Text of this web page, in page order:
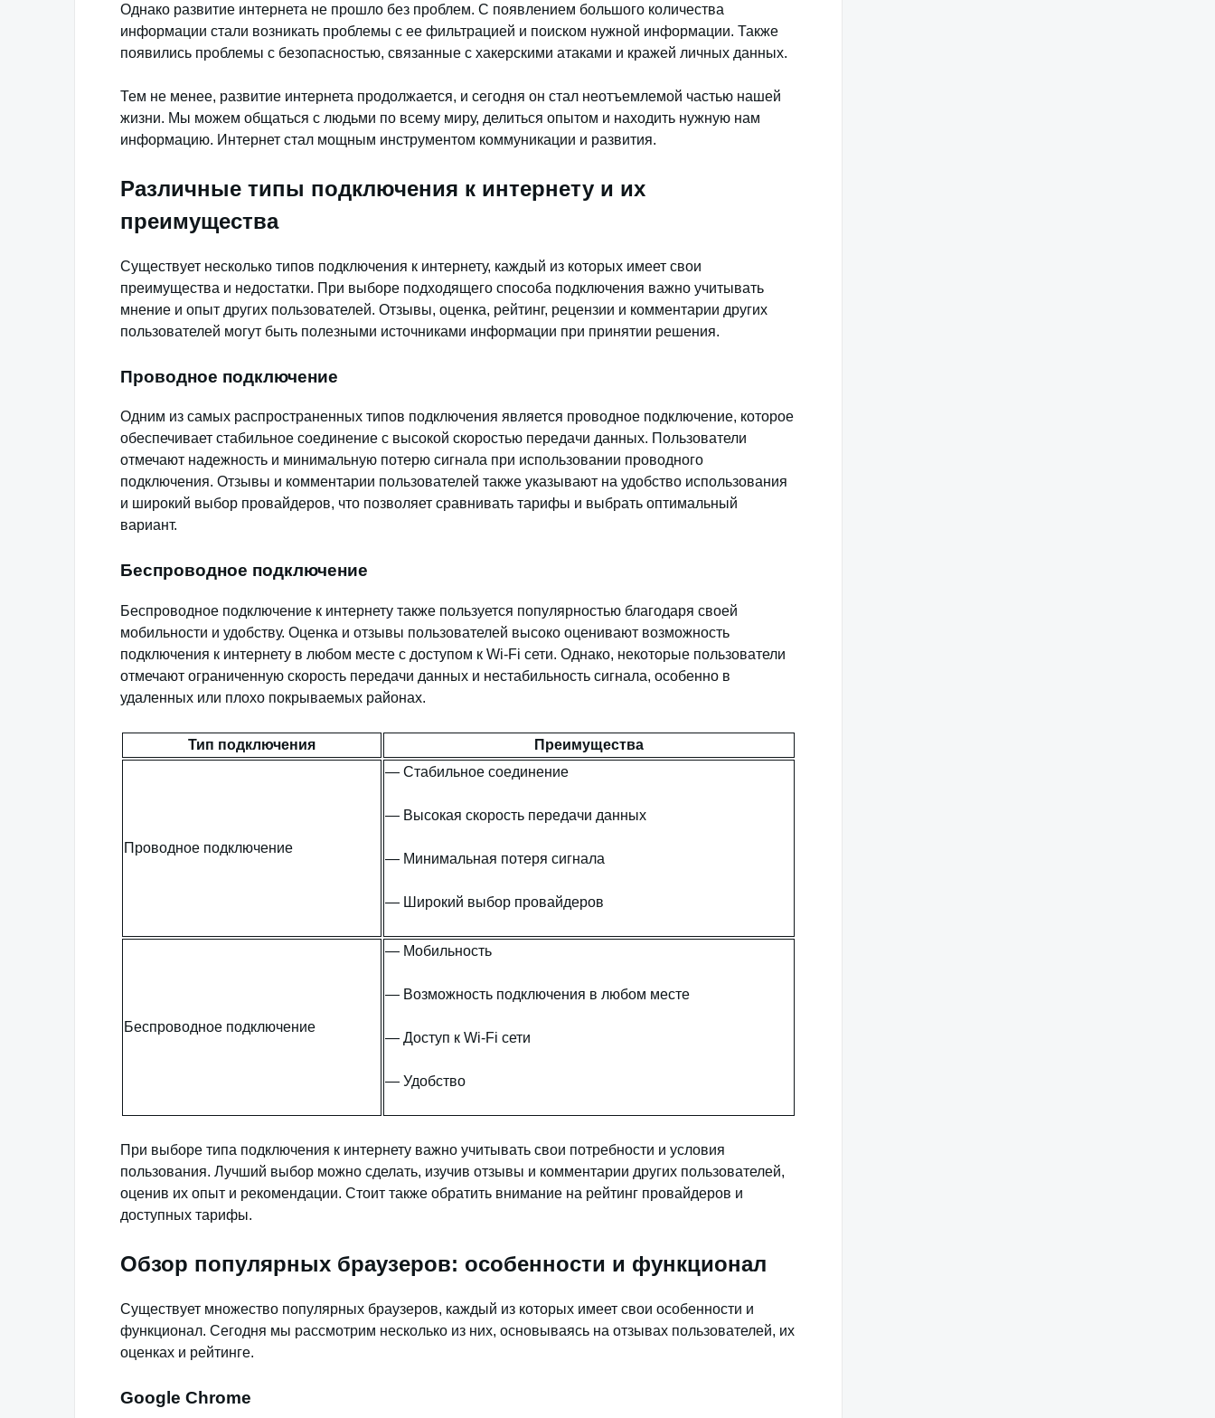
Однако развитие интернета не прошло без проблем. С появлением большого количества
информации стали возникать проблемы с ее фильтрацией и поиском нужной информации. Также
появились проблемы с безопасностью, связанные с хакерскими атаками и кражей личных данных.
Тем не менее, развитие интернета продолжается, и сегодня он стал неотъемлемой частью нашей
жизни. Мы можем общаться с людьми по всему миру, делиться опытом и находить нужную нам
информацию. Интернет стал мощным инструментом коммуникации и развития.
Различные типы подключения к интернету и их
преимущества
Существует несколько типов подключения к интернету, каждый из которых имеет свои
преимущества и недостатки. При выборе подходящего способа подключения важно учитывать
мнение и опыт других пользователей. Отзывы, оценка, рейтинг, рецензии и комментарии других
пользователей могут быть полезными источниками информации при принятии решения.
Проводное подключение
Одним из самых распространенных типов подключения является проводное подключение, которое
обеспечивает стабильное соединение с высокой скоростью передачи данных. Пользователи
отмечают надежность и минимальную потерю сигнала при использовании проводного
подключения. Отзывы и комментарии пользователей также указывают на удобство использования
и широкий выбор провайдеров, что позволяет сравнивать тарифы и выбрать оптимальный
вариант.
Беспроводное подключение
Беспроводное подключение к интернету также пользуется популярностью благодаря своей
мобильности и удобству. Оценка и отзывы пользователей высоко оценивают возможность
подключения к интернету в любом месте с доступом к Wi-Fi сети. Однако, некоторые пользователи
отмечают ограниченную скорость передачи данных и нестабильность сигнала, особенно в
удаленных или плохо покрываемых районах.
Тип подключения Преимущества
Проводное подключение
— Стабильное соединение
— Высокая скорость передачи данных
— Минимальная потеря сигнала
— Широкий выбор провайдеров
Беспроводное подключение
— Мобильность
— Возможность подключения в любом месте
— Доступ к Wi-Fi сети
— Удобство
При выборе типа подключения к интернету важно учитывать свои потребности и условия
пользования. Лучший выбор можно сделать, изучив отзывы и комментарии других пользователей,
оценив их опыт и рекомендации. Стоит также обратить внимание на рейтинг провайдеров и
доступных тарифы.
Обзор популярных браузеров: особенности и функционал
Существует множество популярных браузеров, каждый из которых имеет свои особенности и
функционал. Сегодня мы рассмотрим несколько из них, основываясь на отзывах пользователей, их
оценках и рейтинге.
Google Chrome